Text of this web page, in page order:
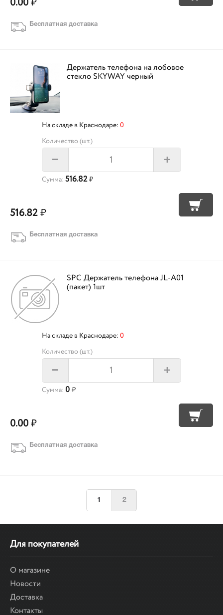
Бесплатная доставка
Держатель телефона на лобовое
стекло SKYWAY черный
На складе в Краснодаре: 0
Количество (шт.)
– +
Сумма: 516.82₽
516.82₽
Бесплатная доставка
SPC Держатель телефона JL-A01
(пакет) 1шт
На складе в Краснодаре: 0
Количество (шт.)
– +
Сумма: 0 ₽
0.00₽
Бесплатная доставка
1 2
Для покупателей
О магазине
Новости
Доставка
Контакты